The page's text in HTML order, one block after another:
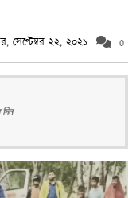
সেপ্টেম্বর ২২, ২০২১ 0